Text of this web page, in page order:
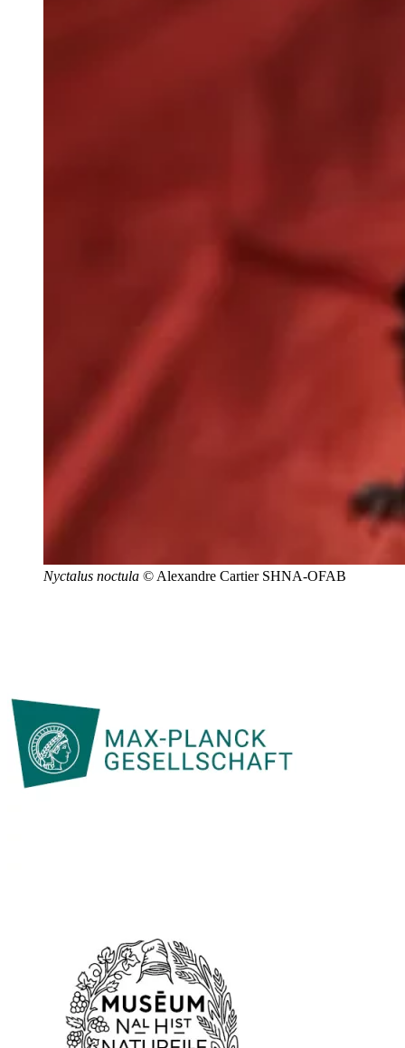
Nyctalus noctula © Alexandre Cartier SHNA-OFAB